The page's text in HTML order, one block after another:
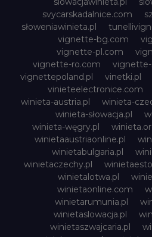
svycarskadalnice.com
słoweniawinieta.pl
vignette-bg.com
vignette-pl.com
vignette-ro.com
vignette-
vignettepoland.pl
vinetki.pl
vinieteelectronice.com
winieta-austria.pl
winieta-
winieta-słowacja.pl
winieta-węgry.pl
winietaaustriaonline.pl
winietabulgaria.pl
winietaczechy.pl
winietalotwa.pl
winietaonline.com
winietarumunia.pl
winietaslowacja.pl
winietaszwajcaria.pl